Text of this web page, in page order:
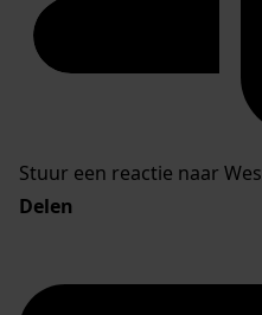
Stuur een reactie naar
Delen